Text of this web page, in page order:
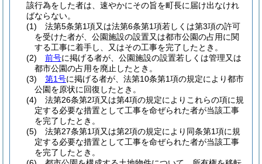
該行為をした者は、速やかにその旨を町長に届け出なけれ
ばならない。
(1)
法第5条第1項又は法第6条第1項若しくは第3項の許可
を受けた者が、公園施設の設置又は都市公園の占用に関
する工事に着手し、又はその工事を完了したとき。
(2)
前号に掲げる者が、公園施設の設置若しくは管理又は
都市公園の占用を廃止したとき。
(3)
第1号に掲げる者が、法第10条第1項の規定により都市
公園を原状に回復したとき。
(4)
法第26条第2項又は第4項の規定によりこれらの項に規
定する必要な措置として工事を命ぜられた者が当該工事
を完了したとき。
(5)
法第27条第1項又は第2項の規定により同条第1項に規
定する必要な措置として工事を命ぜられた者が当該工事
を完了したとき。